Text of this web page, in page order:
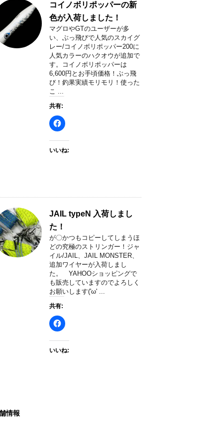
コイノボリポッパーの新
色が入荷しました！
マグロやGTのユーザーが多
い、ぶっ飛びで人気のスカイグ
レー/コイノボリポッパー200に
人気カラーのハクオウが追加で
す。コイノボリポッパーは
6,600円とお手頃価格！ぶっ飛
び！釣果実績モリモリ！使った
こ ...
共有:
いいね:
JAIL typeN 入荷しまし
た！
が〇かつもコピーしてしまうほ
どの究極のストリンガー！ジャ
イル/JAIL、JAIL MONSTER、
追加ワイヤーが入荷しまし
た。 YAHOOショッピングで
も販売していますのでよろしく
お願いします('ω' ...
共有:
いいね:
情報